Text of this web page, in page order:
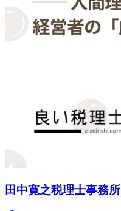
田中寛之税理士事務所